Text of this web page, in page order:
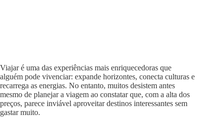
Viajar é uma das experiências mais enriquecedoras que
alguém pode vivenciar: expande horizontes, conecta culturas e
recarrega as energias. No entanto, muitos desistem antes
mesmo de planejar a viagem ao constatar que, com a alta dos
preços, parece inviável aproveitar destinos interessantes sem
gastar muito.